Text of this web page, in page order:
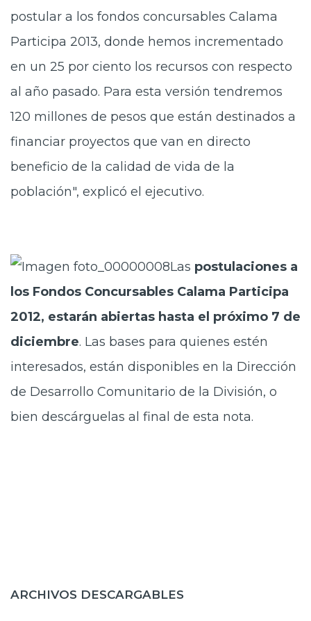
postular a los fondos concursables Calama
Participa 2013, donde hemos incrementado
en un 25 por ciento los recursos con respecto
al año pasado. Para esta versión tendremos
120 millones de pesos que están destinados a
financiar proyectos que van en directo
beneficio de la calidad de vida de la
población", explicó el ejecutivo.
Las postulaciones a
los Fondos Concursables Calama Participa
2012, estarán abiertas hasta el próximo 7 de
diciembre. Las bases para quienes estén
interesados, están disponibles en la Dirección
de Desarrollo Comunitario de la División, o
bien descárguelas al final de esta nota.
ARCHIVOS DESCARGABLES